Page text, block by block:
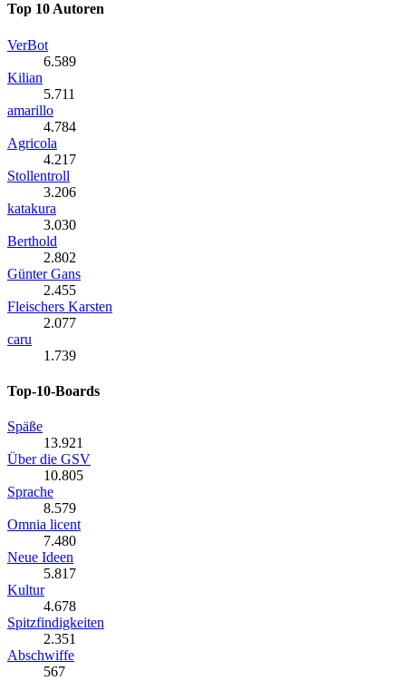
Top 10 Autoren
VerBot
6.589
Kilian
5.711
amarillo
4.784
Agricola
4.217
Stollentroll
3.206
katakura
3.030
Berthold
2.802
Günter Gans
2.455
Fleischers Karsten
2.077
caru
1.739
Top-10-Boards
Späße
13.921
Über die GSV
10.805
Sprache
8.579
Omnia licent
7.480
Neue Ideen
5.817
Kultur
4.678
Spitzfindigkeiten
2.351
Abschwiffe
567